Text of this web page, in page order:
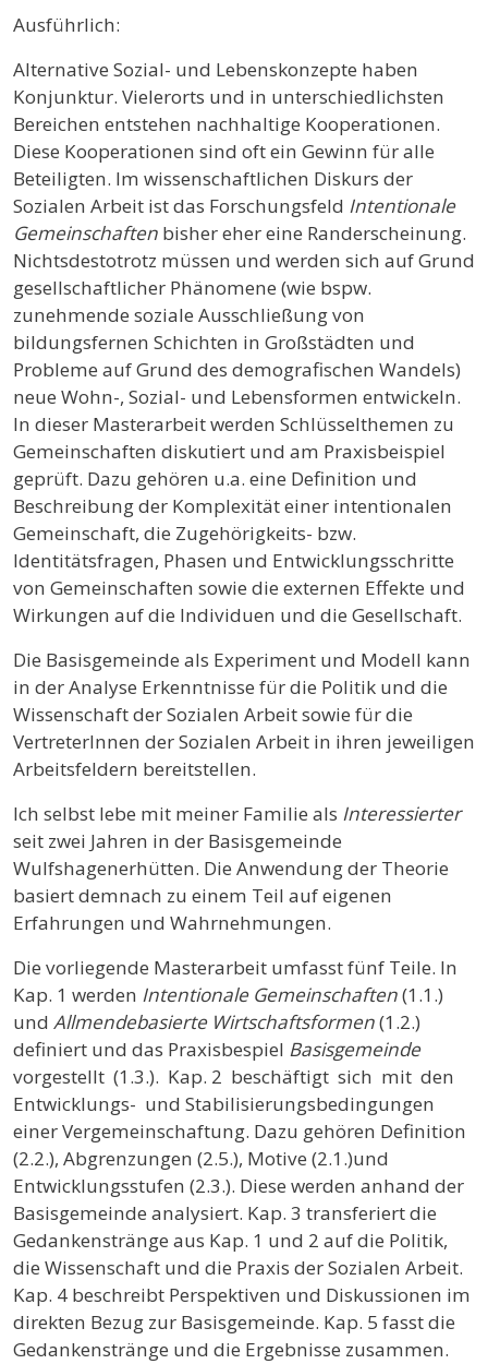
Ausführlich:
Alternative Sozial- und Lebenskonzepte haben
Konjunktur. Vielerorts und in unterschiedlichsten
Bereichen entstehen nachhaltige Kooperationen.
Diese Kooperationen sind oft ein Gewinn für alle
Beteiligten. Im wissenschaftlichen Diskurs der
Sozialen Arbeit ist das Forschungsfeld Intentionale
Gemeinschaften bisher eher eine Randerscheinung.
Nichtsdestotrotz müssen und werden sich auf Grund
gesellschaftlicher Phänomene (wie bspw.
zunehmende soziale Ausschließung von
bildungsfernen Schichten in Großstädten und
Probleme auf Grund des demografischen Wandels)
neue Wohn-, Sozial- und Lebensformen entwickeln.
In dieser Masterarbeit werden Schlüsselthemen zu
Gemeinschaften diskutiert und am Praxisbeispiel
geprüft. Dazu gehören u.a. eine Definition und
Beschreibung der Komplexität einer intentionalen
Gemeinschaft, die Zugehörigkeits- bzw.
Identitätsfragen, Phasen und Entwicklungsschritte
von Gemeinschaften sowie die externen Effekte und
Wirkungen auf die Individuen und die Gesellschaft.
Die Basisgemeinde als Experiment und Modell kann
in der Analyse Erkenntnisse für die Politik und die
Wissenschaft der Sozialen Arbeit sowie für die
VertreterInnen der Sozialen Arbeit in ihren jeweiligen
Arbeitsfeldern bereitstellen.
Ich selbst lebe mit meiner Familie als Interessierter
seit zwei Jahren in der Basisgemeinde
Wulfshagenerhütten. Die Anwendung der Theorie
basiert demnach zu einem Teil auf eigenen
Erfahrungen und Wahrnehmungen.
Die vorliegende Masterarbeit umfasst fünf Teile. In
Kap. 1 werden Intentionale Gemeinschaften(1.1.)
und Allmendebasierte Wirtschaftsformen(1.2.)
definiert und das Praxisbespiel Basisgemeinde
vorgestellt (1.3.). Kap. 2 beschäftigt sich mit den
Entwicklungs- und Stabilisierungsbedingungen
einer Vergemeinschaftung. Dazu gehören Definition
(2.2.), Abgrenzungen (2.5.), Motive (2.1.)und
Entwicklungsstufen (2.3.). Diese werden anhand der
Basisgemeinde analysiert. Kap. 3 transferiert die
Gedankenstränge aus Kap. 1 und 2 auf die Politik,
die Wissenschaft und die Praxis der Sozialen Arbeit.
Kap. 4 beschreibt Perspektiven und Diskussionen im
direkten Bezug zur Basisgemeinde. Kap. 5 fasst die
Gedankenstränge und die Ergebnisse zusammen.